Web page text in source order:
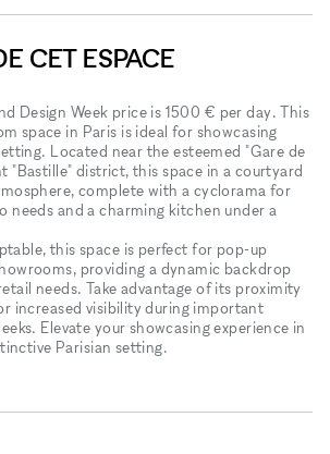
CET ESPACE
Design Week price is 1500 € per day. This
space in Paris is ideal for showcasing
Located near the esteemed "Gare de
"Bastille" district, this space in a courtyard
complete with a cyclorama for
needs and a charming kitchen under a
this space is perfect for pop-up
providing a dynamic backdrop
needs. Take advantage of its proximity
increased visibility during important
Elevate your showcasing experience in
Parisian setting.